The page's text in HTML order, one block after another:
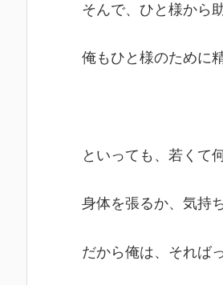
そんで、ひと様から
俺もひと様のために
といっても、若くて
身体を張るか、気持
だから俺は、それば